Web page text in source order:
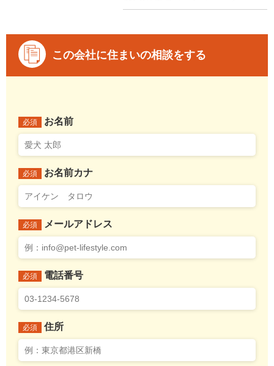
この会社に住まいの相談をする
必須 お名前
必須 お名前カナ
必須 メールアドレス
必須 電話番号
必須 住所